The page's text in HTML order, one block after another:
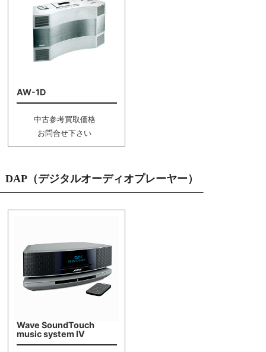
AW-1D
中古参考買取価格
お問合せ下さい
DAP（デジタルオーディオプレーヤー）
Wave SoundTouch
music system IV